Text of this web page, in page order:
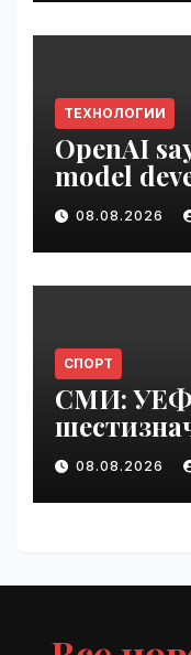
ТЕХНОЛОГИИ
OpenAI
model
security
08.08.2026
СПОРТ
СМИ:
08.08.2026